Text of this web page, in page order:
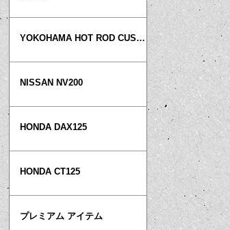
YOKOHAMA HOT ROD CUSTOM SHOW
NISSAN NV200
HONDA DAX125
HONDA CT125
プレミアム アイテム